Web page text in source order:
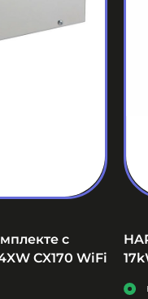
с
CX170 WiFi